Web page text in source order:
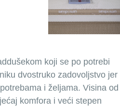
koji se po potrebi
dvostruko zadovoljstvo jer
i željama. Visina od
komfora i veći stepen